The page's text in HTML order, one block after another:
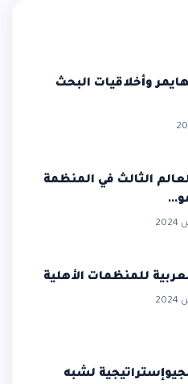
للمنظمات الأهلية